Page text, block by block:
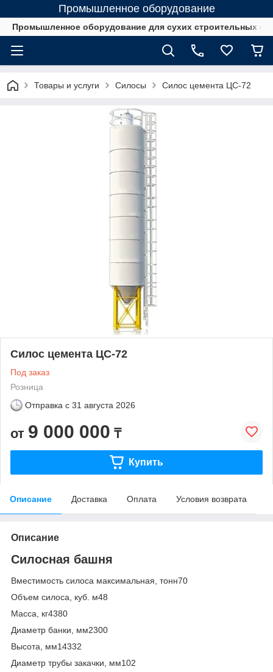
Промышленное оборудование
Промышленное оборудование для сухих строительных
Товары и услуги Cилосы Силос цемента ЦС-72
Силос цемента ЦС-72
Под заказ
Розница
Отправка с 31 августа 2026
от 9 000 000 ₸
Купить
Описание Доставка Оплата Условия возврата
Описание
Силосная башня
Вместимость силоса максимальная, тонн70
Объем силоса, куб. м48
Масса, кг4380
Диаметр банки, мм2300
Высота, мм14332
Диаметр трубы закачки, мм102